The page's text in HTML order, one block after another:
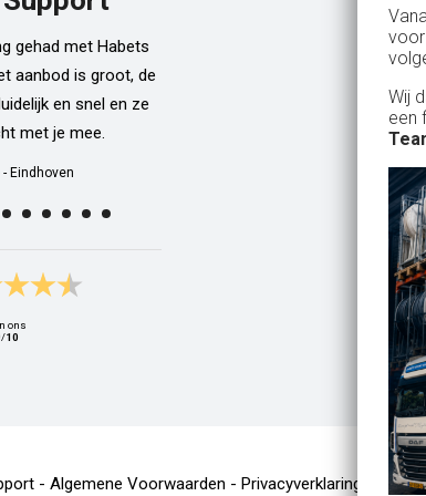
gehad met Habets
aanbod is groot, de
en snel en ze
met je mee.
- Eindhoven
dan een bar incl vaten bier en
wordt netjes voor ons neergezet.
doen als je een vat gaat
Alle spullen worden op maandag
weer netjes opgehaald ook al
dan weer thuis ;) In het warme
van 10 juli waren wij wederom
Geldrop en we hebben van het
het eind een heerlijk koud
gedronken! Top installatie !!
Hoogvliet Rotterdam
ons
/10
- Algemene Voorwaarden - Privacyverklaring
voor
Wij
een